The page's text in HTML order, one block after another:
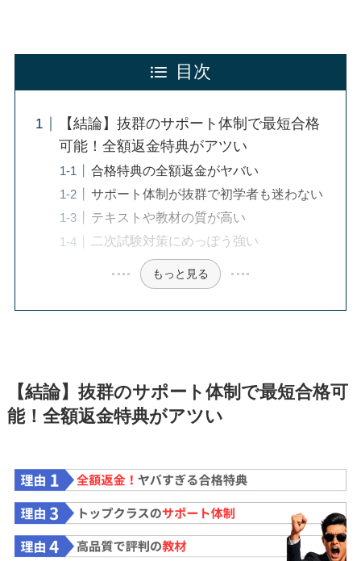
目次
【結論】抜群のサポート体制で最短合格
可能！全額返金特典がアツい
合格特典の全額返金がヤバい
サポート体制が抜群で初学者も迷わない
テキストや教材の質が高い
二次試験対策にめっぽう強い
もっと見る
【結論】抜群のサポート体制で最短合格可
能！全額返金特典がアツい